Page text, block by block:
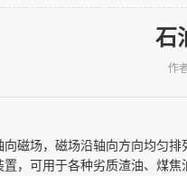
石
作
磁场，磁场沿轴向方向均匀
，可用于各种劣质渣油、煤焦